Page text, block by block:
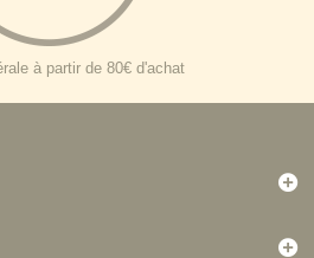
à partir de 80€ d'achat